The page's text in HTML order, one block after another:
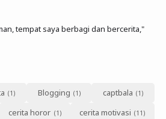
tempat saya berbagi dan bercerita,"
Blogging
captbala
cerita horor
cerita motivasi